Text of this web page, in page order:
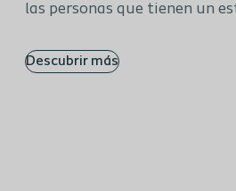
las personas que tienen un
Descubrir más